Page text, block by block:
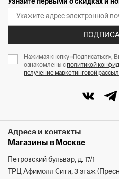
Узнайте первыми о скидках и
Нажимая кнопку «Подписаться»,
ознакомлены с политикой
получение маркетинговой
Адреса и контакты
Магазины в Москве
Петровский бульвар, д. 17/1
ТРЦ Афимолл Сити, 3 этаж